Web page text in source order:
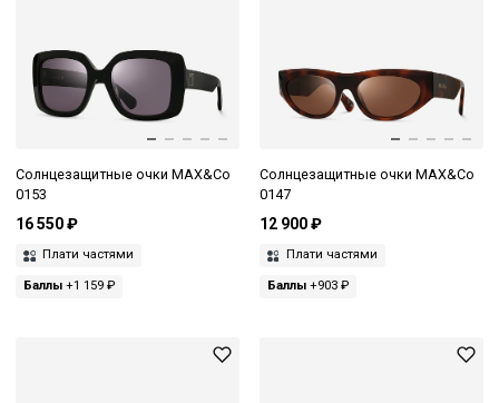
Солнцезащитные очки MAX&Co
0153
16 550 ₽
Плати частями
Баллы +1 159 ₽
Солнцезащитные очки MAX&Co
0147
12 900 ₽
Плати частями
Баллы+903 ₽